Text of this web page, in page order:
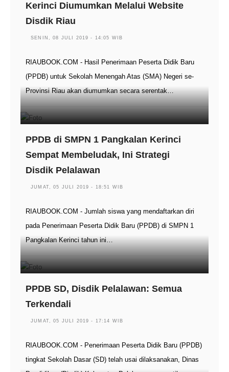
Kerinci Diumumkan Melalui Website
Disdik Riau
SENIN, 08 JULI 2019 - 14:05 WIB
RIAUBOOK.COM - Hasil Penerimaan Peserta Didik Baru
(PPDB) untuk Sekolah Menengah Atas (SMA) Negeri se-
Provinsi Riau akan diumumkan secara serentak…
PPDB di SMPN 1 Pangkalan Kerinci
Sempat Membeludak, Ini Strategi
Disdik Pelalawan
JUMAT, 05 JULI 2019 - 18:51 WIB
RIAUBOOK.COM - Jumlah siswa yang mendaftarkan diri
pada Penerimaan Peserta Didik Baru (PPDB) di SMPN 1
Pangkalan Kerinci tahun ini…
PPDB SD, Disdik Pelalawan: Semua
Terkendali
JUMAT, 05 JULI 2019 - 17:14 WIB
RIAUBOOK.COM - Penerimaan Peserta Didik Baru (PPDB)
tingkat Sekolah Dasar (SD) telah usai dilaksanakan, Dinas